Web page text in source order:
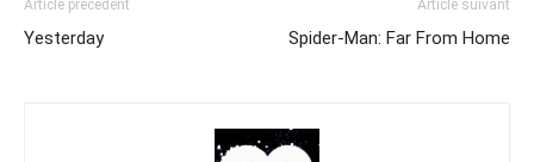
Article précédent
Yesterday
Article suivant
Spider-Man: Far From Home